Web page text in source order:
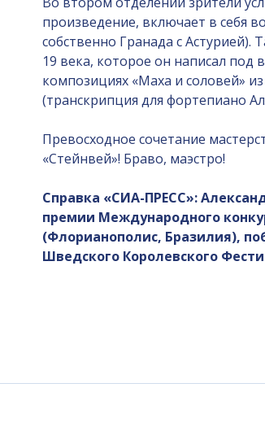
произведение, включает в себя
собственно Гранада с
19 века, которое он написал
композициях «Маха и соловей»
(транскрипция для фортепиано
Превосходное сочетание
«Стейнвей»! Браво, маэстро!
Справка «СИА-ПРЕСС»:
премии Международного
(Флорианополис, Бразилия),
Шведского Королевского